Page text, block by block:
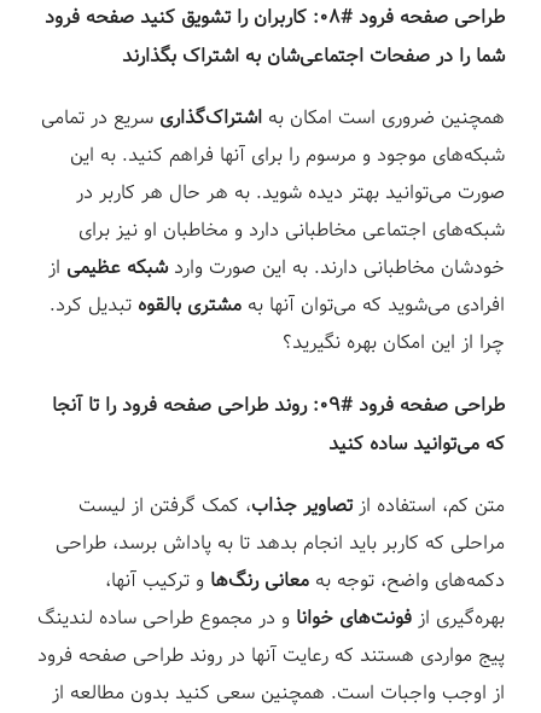
طراحی صفحه فرود #۰۸: کاربران را تشویق کنید صفحه فرود
شما را در صفحات اجتماعی‌شان به اشتراک بگذارند⁣
همچنین ضروری است امکان به اشتراک‌گذاری سریع در تمامی
شبکه‌های موجود و مرسوم را برای آنها فراهم کنید. به این
صورت می‌توانید بهتر دیده شوید. به هر حال هر کاربر در
شبکه‌های اجتماعی مخاطبانی دارد و مخاطبان او نیز برای
خودشان مخاطبانی دارند. به این صورت واردشبکه عظیمی از
افرادی می‌شوید که می‌توان آنها به مشتری بالقوه تبدیل کرد.
چرا از این امکان بهره نگیرید؟⁣
طراحی صفحه فرود #۰۹: روند طراحی صفحه فرود را تا آنجا
که می‌توانید ساده کنید⁣
متن کم، استفاده ازتصاویر جذاب، کمک گرفتن از لیست
مراحلی که کاربر باید انجام بدهد تا به پاداش برسد، طراحی
دکمه‌های واضح، توجه به معانی رنگ‌ها و ترکیب آنها،
بهره‌گیری ازفونت‌های خوانا و در مجموع طراحی ساده لندینگ
پیج مواردی هستند که رعایت آنها در روند طراحی صفحه فرود
از اوجب واجبات است. همچنین سعی کنید بدون مطالعه از